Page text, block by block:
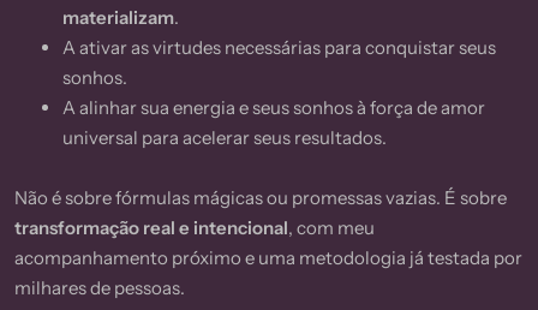
materializam.
A ativar as virtudes necessárias para conquistar seus
sonhos.
A alinhar sua energia e seus sonhos à força de amor
universal para acelerar seus resultados.
Não é sobre fórmulas mágicas ou promessas vazias. É sobre
transformação real e intencional, com meu
acompanhamento próximo e uma metodologia já testada por
milhares de pessoas.